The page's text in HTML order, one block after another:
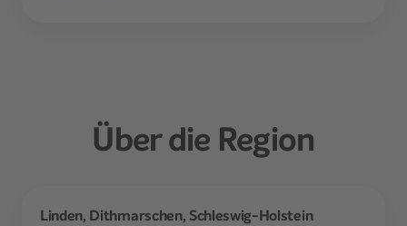
Über die Region
Linden, Dithmarschen, Schleswig-Holstein